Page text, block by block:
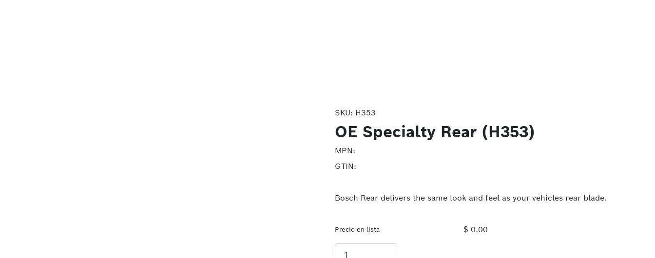
SKU: H353
OE Specialty Rear (H353)
MPN:
GTIN:
Bosch Rear delivers the same look and feel as your vehicles rear blade.
Precio en lista $ 0.00